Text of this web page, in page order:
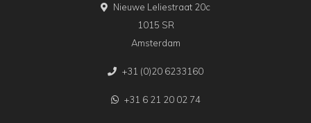
Nieuwe Leliestraat 20c
1015 SR
Amsterdam
+31 (0)20 6233160
+31 6 21 20 02 74